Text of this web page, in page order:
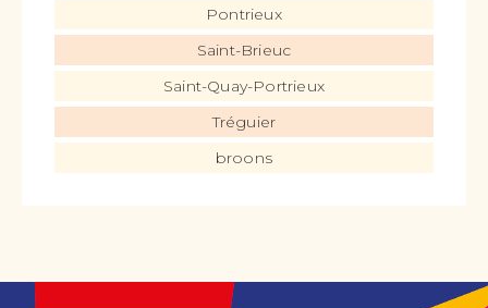
Pontrieux
Saint-Brieuc
Saint-Quay-Portrieux
Tréguier
broons